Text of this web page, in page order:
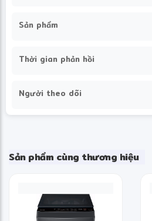
Sản phẩm
Thời gian phản hồi
Người theo dõi
Sản phẩm cùng thương hiệu